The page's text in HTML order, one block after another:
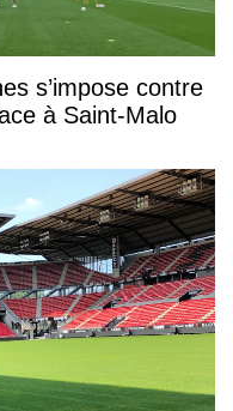
s’impose contre
à Saint-Malo